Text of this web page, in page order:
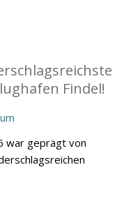
Findel!
war geprägt von